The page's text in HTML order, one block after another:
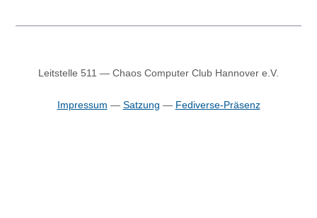
Leitstelle 511 — Chaos Computer Club Hannover e.V.
Impressum — Satzung — Fediverse-Präsenz